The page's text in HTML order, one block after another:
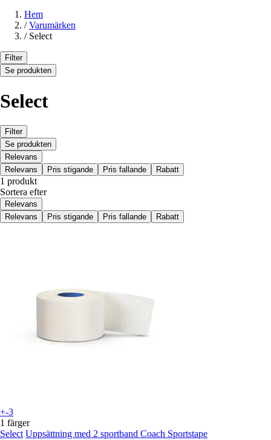
Hem
/ Varumärken
/ Select
Filter
Se produkten
Select
Filter
Se produkten
Relevans
Relevans
Pris stigande Pris fallande Rabatt
1 produkt
Sortera efter
Relevans
Relevans
Pris stigande Pris fallande Rabatt
+-3
1 färger
Select Uppsättning med 2 sportband Coach Sportstape